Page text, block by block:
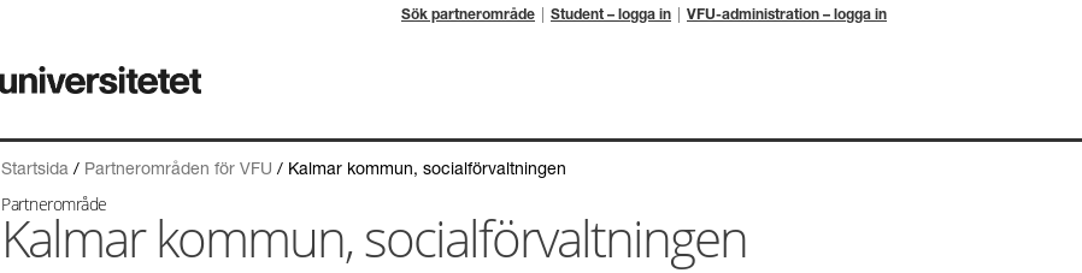
Sök partnerområde Student – logga in VFU-administration – logga in
Startsida / Partnerområden för VFU / Kalmar kommun, socialförvaltningen
Partnerområde
Kalmar kommun, socialförvaltningen